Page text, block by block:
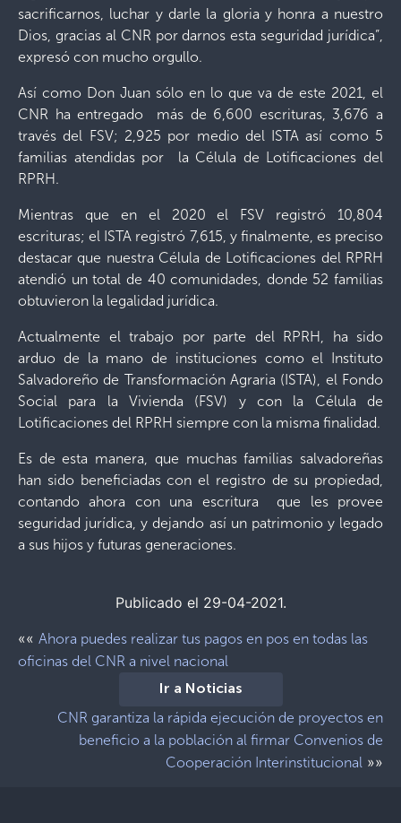
sacrificarnos, luchar y darle la gloria y honra a nuestro
Dios, gracias al CNR por darnos esta seguridad jurídica”,
expresó con mucho orgullo.
Así como Don Juan sólo en lo que va de este 2021, el
CNR ha entregado más de 6,600 escrituras, 3,676 a
través del FSV; 2,925 por medio del ISTA así como 5
familias atendidas por la Célula de Lotificaciones del
RPRH.
Mientras que en el 2020 el FSV registró 10,804
escrituras; el ISTA registró 7,615, y finalmente, es preciso
destacar que nuestra Célula de Lotificaciones del RPRH
atendió un total de 40 comunidades, donde 52 familias
obtuvieron la legalidad jurídica.
Actualmente el trabajo por parte del RPRH, ha sido
arduo de la mano de instituciones como el Instituto
Salvadoreño de Transformación Agraria (ISTA), el Fondo
Social para la Vivienda (FSV) y con la Célula de
Lotificaciones del RPRH siempre con la misma finalidad.
Es de esta manera, que muchas familias salvadoreñas
han sido beneficiadas con el registro de su propiedad,
contando ahora con una escritura que les provee
seguridad jurídica, y dejando así un patrimonio y legado
a sus hijos y futuras generaciones.
Publicado el 29-04-2021.
«« Ahora puedes realizar tus pagos en pos en todas las
oficinas del CNR a nivel nacional
Ir a Noticias
CNR garantiza la rápida ejecución de proyectos en
beneficio a la población al firmar Convenios de
Cooperación Interinstitucional »»